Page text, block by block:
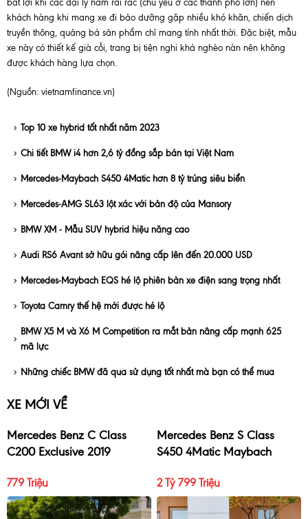
bất lợi khi các đại lý nằm rải rác (chủ yếu ở các thành phố lớn) nên
khách hàng khi mang xe đi bảo dưỡng gặp nhiều khó khăn, chiến dịch
truyền thông, quảng bá sản phẩm chỉ mang tính nhất thời. Đặc biệt, mẫu
xe này có thiết kế già cỗi, trang bị tiện nghi khá nghèo nàn nên không
được khách hàng lựa chọn.
(Nguồn: vietnamfinance.vn)
Top 10 xe hybrid tốt nhất năm 2023
Chi tiết BMW i4 hơn 2,6 tỷ đồng sắp bán tại Việt Nam
Mercedes-Maybach S450 4Matic hơn 8 tỷ trúng siêu biển
Mercedes-AMG SL63 lột xác với bản độ của Mansory
BMW XM - Mẫu SUV hybrid hiệu năng cao
Audi RS6 Avant sở hữu gói nâng cấp lên đến 20.000 USD
Mercedes-Maybach EQS hé lộ phiên bản xe điện sang trọng nhất
Toyota Camry thế hệ mới được hé lộ
BMW X5 M và X6 M Competition ra mắt bản nâng cấp mạnh 625
mã lực
Những chiếc BMW đã qua sử dụng tốt nhất mà bạn có thể mua
XE MỚI VỀ
Mercedes Benz C Class
C200 Exclusive 2019
779 Triệu
Mercedes Benz S Class
S450 4Matic Maybach
2 Tỷ 799 Triệu